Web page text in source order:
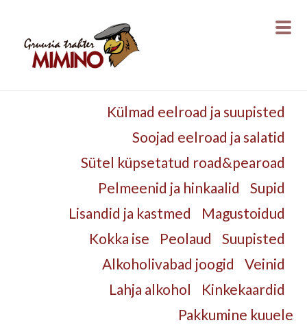
Külmad eelroad ja suupisted
Soojad eelroad ja salatid
Sütel küpsetatud road&pearoad
Pelmeenid ja hinkaalid
Supid
Lisandid ja kastmed
Magustoidud
Kokka ise
Peolaud
Suupisted
Alkoholivabad joogid
Veinid
Lahja alkohol
Kinkekaardid
Pakkumine kuuele